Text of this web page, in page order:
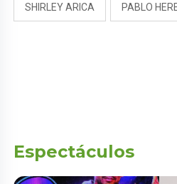
SHIRLEY ARICA PABLO
Espectáculos